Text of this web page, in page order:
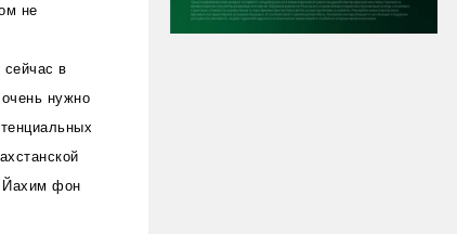
не
в
нужно
Йахим фон